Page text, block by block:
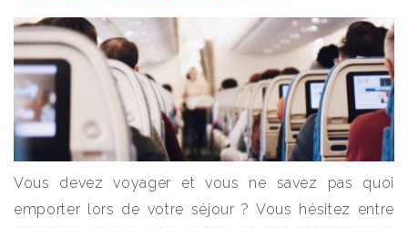
Vous devez voyager et vous ne savez pas quoi
emporter lors de votre séjour ? Vous hésitez entre